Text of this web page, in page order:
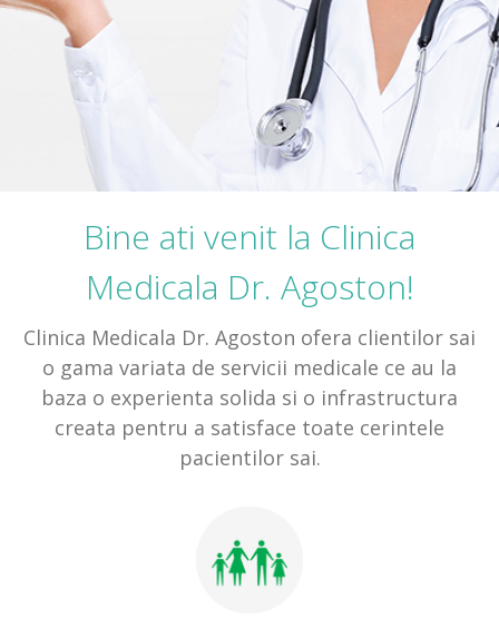
Programari Online
Contact
Bine ati venit la Clinica
Medicala Dr. Agoston!
Clinica Medicala Dr. Agoston ofera clientilor sai
o gama variata de servicii medicale ce au la
baza o experienta solida si o infrastructura
creata pentru a satisface toate cerintele
pacientilor sai.